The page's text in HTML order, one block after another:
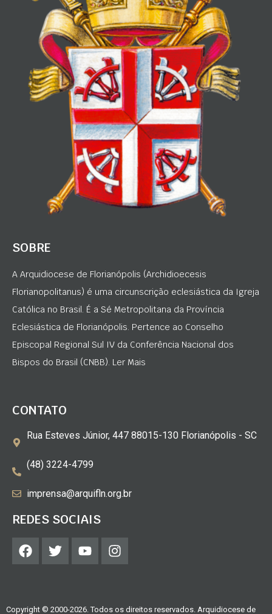
SOBRE
A Arquidiocese de Florianópolis (Archidioecesis
Florianopolitanus) é uma circunscrição eclesiástica da Igreja
Católica no Brasil. É a Sé Metropolitana da Província
Eclesiástica de Florianópolis. Pertence ao Conselho
Episcopal Regional Sul IV da Conferência Nacional dos
Bispos do Brasil (CNBB). Ler Mais
CONTATO
Rua Esteves Júnior, 447 88015-130 Florianópolis - SC
(48) 3224-4799
imprensa@arquifln.org.br
REDES SOCIAIS
Copyright © 2000-2026. Todos os direitos reservados. Arquidiocese de